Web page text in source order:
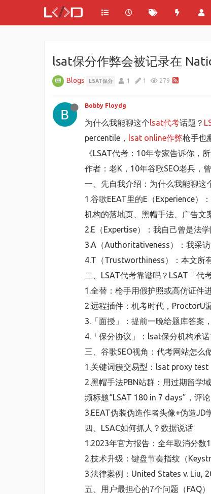
lsat保分作弊会被记录在
Blogs LSAT保分 1 1 279
Bobby Floydg
为什么我能聊这个lsat代考话题？
percentile， lsat online作弊枪手也
《LSAT代考：10年专家告诉你，
作者：老K，10年谷歌SEO老兵，
一、先自我介绍：为什么我能聊这
1.谷歌EEAT里的E（Experience）
机构的落地页、黑帽手法、广告文
2.E（Expertise）：我自己曾是法
3.A（Authoritativeness）：我采
4.T（Trustworthiness）：本文所
二、LSAT代考靠谱吗？LSAT「代
1.全替：枪手用假护照或高仿证件
2.远程插件：机考时代，ProctorU
3.「面授」：提前一晚给题库答案
4.「保分协议」：lsat保分机构承
三、谷歌SEO视角：代考网站怎么
1.关键词簇交易型：lsat proxy
2.黑帽手法PBN站群：用过期留学
频标题“LSAT 180 in 7 days”，评
3.EEAT伪装伪造作者头像+伪造
四、LSAC如何抓人？数据说话
1.2023年官方报告：全年取消分数
2.技术升级：键盘节奏指纹（
3.法律案例：United States v. Liu,
五、用户最担心的7个问题（FAQ）